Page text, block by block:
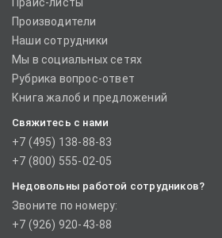
Производители
Наши сотрудники
Мы в социальных сетях
Рубрика вопрос-ответ
Книга жалоб и предложений
Свяжитесь с нами
+7 (495) 138-88-83
+7 (800) 555-02-05
Недовольны работой сотрудников?
Звоните по номеру:
+7 (926) 920-43-88